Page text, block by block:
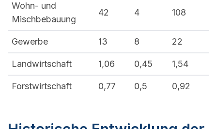
Wohn- und
Mischbebauung
42 4 108
Gewerbe 13 8 22
Landwirtschaft 1,06 0,45 1,54
Forstwirtschaft 0,77 0,5 0,92